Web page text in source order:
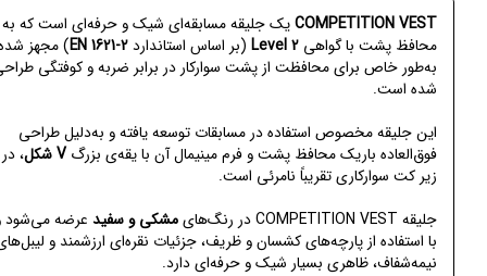
COMPETITION VESTیک جلیقه مسابقه‌ای شیک و حرفه‌ای است که به
محافظ پشت با گواهی Level 2 (بر اساس استانداردEN 1621-2) مجهز
به‌طور خاص برای محافظت از پشت سوارکار در برابر ضربه و کوفتگی
شده است.
این جلیقه مخصوص استفاده در مسابقات توسعه یافته و به‌دلیل طراحی
فوق‌العاده باریک محافظ پشت و فرم مینیمال آن با یقه‌ی بزرگ V شکل
، در
زیر کت سوارکاری تقریباً نامرئی است.
جلیقه COMPETITION VEST در رنگ‌های
مشکی و سفید عرضه می‌شود
با استفاده از پارچه‌های کشسان و ظریف، جزئیات نقره‌ای ارزشمند و
نیمه‌شفاف، ظاهری بسیار شیک و حرفه‌ای دارد.